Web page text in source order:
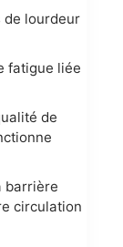
de lourdeur
fatigue liée
de
barrière
circulation